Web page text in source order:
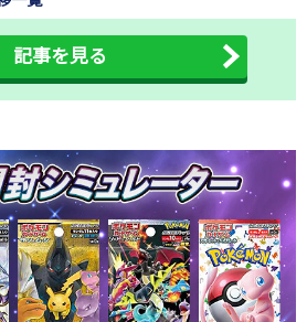
記事を見る